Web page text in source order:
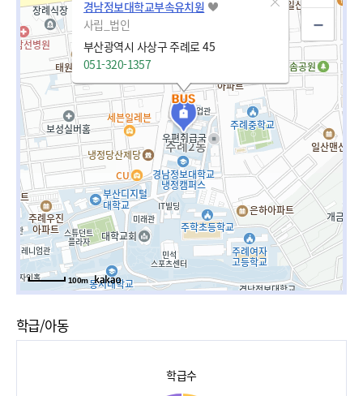
경남정보대학교부속유치원
사립_법인
부산광역시 사상구 주례로 45
051-320-1357
100m
학급/아동
학급수